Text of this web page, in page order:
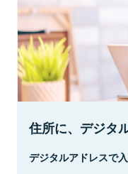
住所に、デジタ
デジタルアドレスで